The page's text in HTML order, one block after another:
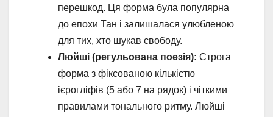
перешкод. Ця форма була популярна
до епохи Тан і залишалася улюбленою
для тих, хто шукав свободу.
Люйші (регульована поезія): Строга
форма з фіксованою кількістю
ієрогліфів (5 або 7 на рядок) і чіткими
правилами тонального ритму. Люйші